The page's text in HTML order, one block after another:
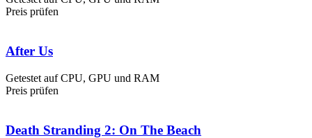
Preis prüfen
After Us
Getestet auf CPU, GPU und RAM
Preis prüfen
Death Stranding 2: On The Beach